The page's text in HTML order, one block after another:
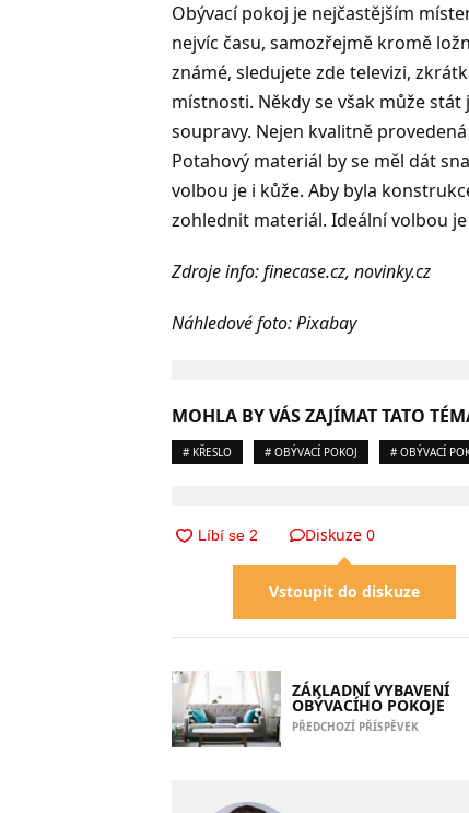
Obývací pokoj je nejčastějším
nejvíc času, samozřejmě kromě
známé, sledujete zde televizi,
místnosti. Někdy se však může
soupravy. Nejen kvalitně
Potahový materiál by se měl dát
volbou je i kůže. Aby byla
zohlednit materiál. Ideální volbou
Zdroje info: finecase.cz, novinky.cz
Náhledové foto: Pixabay
MOHLA BY VÁS ZAJÍMAT TATO
# KŘESLO # OBÝVACÍ POKOJ # OBÝVACÍ
Diskuze 0
Vstoupit do diskuze
ZÁKLADNÍ VYBAVENÍ
OBÝVACÍHO POKOJE
PŘEDCHOZÍ PŘÍSPĚVEK